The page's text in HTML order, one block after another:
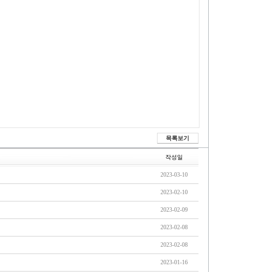
목록보기
작성일
2023-03-10
2023-02-10
2023-02-09
2023-02-08
2023-02-08
2023-01-16